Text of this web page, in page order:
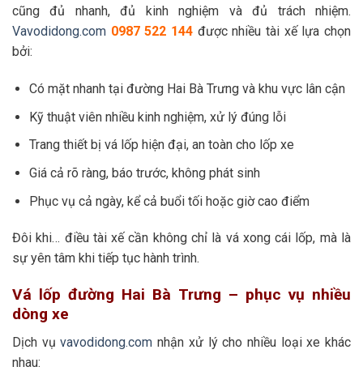
cũng đủ nhanh, đủ kinh nghiệm và đủ trách nhiệm.
Vavodidong.com 0987 522 144 được nhiều tài xế lựa chọn
bởi:
Có mặt nhanh tại đường Hai Bà Trưng và khu vực lân cận
Kỹ thuật viên nhiều kinh nghiệm, xử lý đúng lỗi
Trang thiết bị vá lốp hiện đại, an toàn cho lốp xe
Giá cả rõ ràng, báo trước, không phát sinh
Phục vụ cả ngày, kể cả buổi tối hoặc giờ cao điểm
Đôi khi… điều tài xế cần không chỉ là vá xong cái lốp, mà là
sự yên tâm khi tiếp tục hành trình.
Vá lốp đường Hai Bà Trưng – phục vụ nhiều
dòng xe
Dịch vụvavodidong.com nhận xử lý cho nhiều loại xe khác
nhau: